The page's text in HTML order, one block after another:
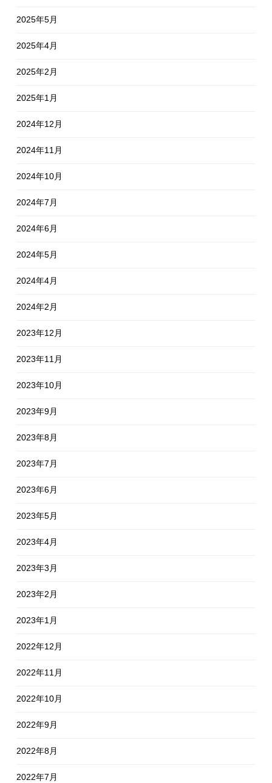
2025年5月
2025年4月
2025年2月
2025年1月
2024年12月
2024年11月
2024年10月
2024年7月
2024年6月
2024年5月
2024年4月
2024年2月
2023年12月
2023年11月
2023年10月
2023年9月
2023年8月
2023年7月
2023年6月
2023年5月
2023年4月
2023年3月
2023年2月
2023年1月
2022年12月
2022年11月
2022年10月
2022年9月
2022年8月
2022年7月